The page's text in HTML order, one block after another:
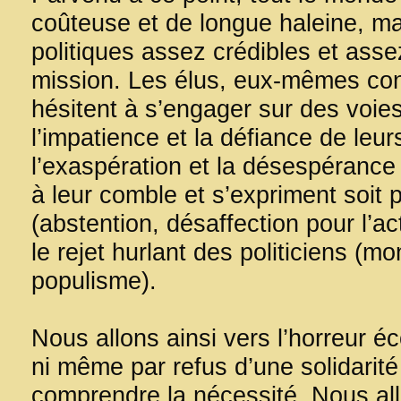
coûteuse et de longue haleine,
politiques assez crédibles et
mission. Les élus, eux-mêmes
hésitent à s’engager sur des
l’impatience et la défiance de
l’exaspération et la
à leur comble et s’expriment soit
(abstention, désaffection pour
le rejet hurlant des politiciens
populisme).
Nous allons ainsi vers l’horreur
ni même par refus d’une
comprendre la nécessité. Nous